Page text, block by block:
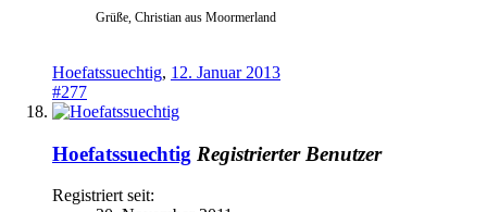
Grüße, Christian aus Moormerland
Hoefatssuechtig, 12. Januar 2013
#277
Hoefatssuechtig Registrierter Benutzer
Registriert seit: